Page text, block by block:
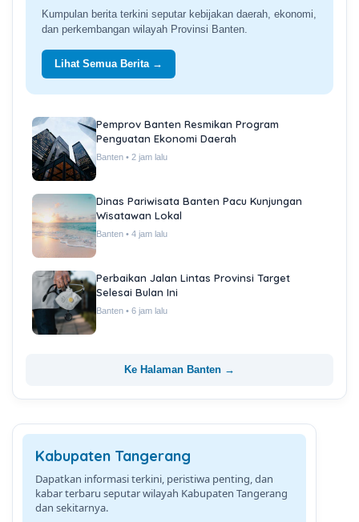
Kumpulan berita terkini seputar kebijakan daerah, ekonomi,
dan perkembangan wilayah Provinsi Banten.
Lihat Semua Berita →
Pemprov Banten Resmikan Program
Penguatan Ekonomi Daerah
Banten • 2 jam lalu
Dinas Pariwisata Banten Pacu Kunjungan
Wisatawan Lokal
Banten • 4 jam lalu
Perbaikan Jalan Lintas Provinsi Target
Selesai Bulan Ini
Banten • 6 jam lalu
Ke Halaman Banten →
Kabupaten Tangerang
Dapatkan informasi terkini, peristiwa penting, dan
kabar terbaru seputar wilayah Kabupaten Tangerang
dan sekitarnya.